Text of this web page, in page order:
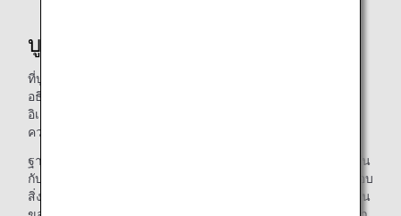
บูธจัดแสดงสิ่งของ
ที่บูธจัดแสดงสิ่งของของ ANA ช่างเครื่องของ ANA จะให้คำ
อธิบายที่เข้าใจได้ง่ายเกี่ยวกับแผงควบคุมโหมดของอุปกรณ์
อิเล็กทรอนิกส์ที่ใช้จริงในการฝึกอบรมช่างเครื่อง อุปกรณ์วัด
ความเร็วลม และเสาอากาศต่างๆ ที่ติดตั้งจริงบนเครื่องบิน
ฐานของสิ่งของจัดแสดงทำมาจากพาเลทไม้ที่ทิ้งแล้วแบบเดียวกัน
กับที่ใช้สำหรับทำม้านั่งในบูธเชิงปฏิบัติ และกล่องอะคริลิคที่ครอบ
สิ่งของจัดแสดงทำจากแผ่นอะคริลิคที่ใช้เป็นแผ่นกั้นในสำนักงาน